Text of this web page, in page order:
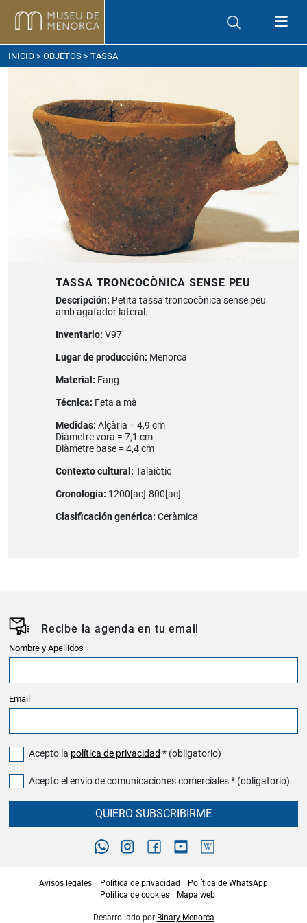
llegar
INICIO > OBJETOS > TASSA
TASSA TRONCOCÒNICA SENSE PEU
Descripción: Petita tassa troncocònica sense peu
amb agafador lateral.
Inventario: V97
Lugar de producción: Menorca
Material: Fang
Técnica: Feta a mà
Medidas: Alçària = 4,9 cm
Diàmetre vora = 7,1 cm
Diàmetre base = 4,4 cm
Contexto cultural: Talaiòtic
Cronología: 1200[ac]-800[ac]
Clasificación genérica: Ceràmica
Recibe la agenda en tu email
Nombre y Apellidos
Email
Acepto la política de privacidad * (obligatorio)
Acepto el envío de comunicaciones comerciales * (obligatorio)
QUIERO SUBSCRIBIRME
Avisos legales Política de privacidad
Política de WhatsApp
Política de cookies
Mapa web
Desarrollado por Binary Menorca